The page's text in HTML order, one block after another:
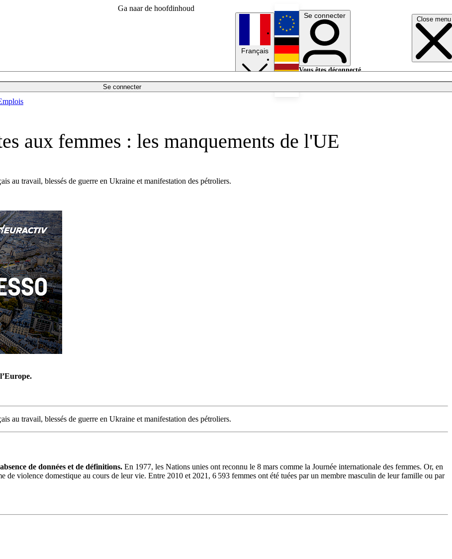
Ga naar de hoofdinhoud
Close menu
Se connecter
Français
English
Deutsch
Se connecter
Vous êtes déconnecté.
aux femmes : les manquements de l'UE
au travail, blessés de guerre en Ukraine et manifestation des pétroliers.
au travail, blessés de guerre en Ukraine et manifestation des pétroliers.
de données et de définitions. En 1977, les Nations unies ont reconnu le 8 mars comme la Journée internationale des femmes. Or, en
de violence domestique au cours de leur vie. Entre 2010 et 2021, 6 593 femmes ont été tuées par un membre masculin de leur famille ou par